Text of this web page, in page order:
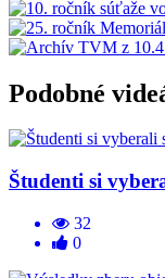
Podobné
Študenti si
32
0